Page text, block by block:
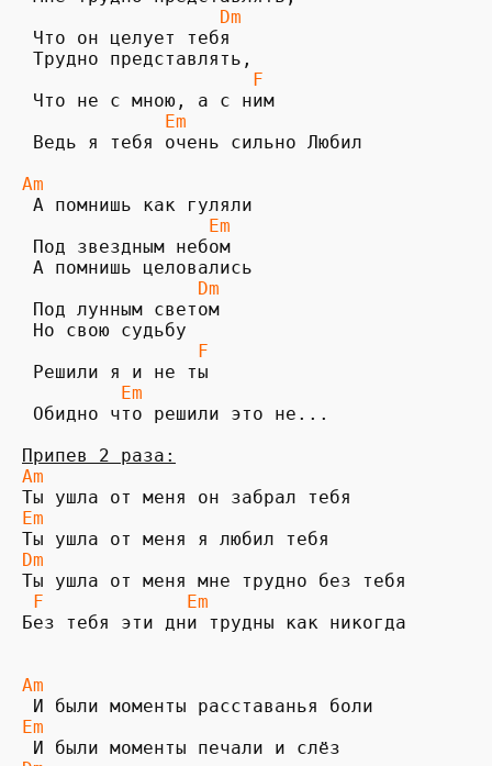
Dm
Что он целует тебя
Трудно представлять,
F
             Em
Ведь я тебя очень сильно Любил
Am
                 Em
Под звездным небом
А помнишь целовались
Dm
Под лунным светом
Но свою судьбу
F
Решили я и не ты
Em
Обидно что решили это не...
Припев 2 раза:
Am
Em
Dm
Ты ушла от меня мне трудно без тебя
F             Em
Без тебя эти дни трудны как никогда
Am
Em